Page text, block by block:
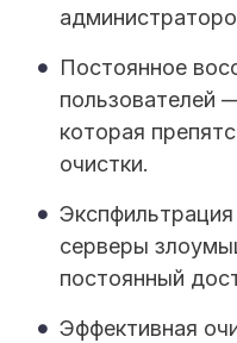
Постоянное
пользователей
которая
очистки.
серверы
постоянный
Эффективная